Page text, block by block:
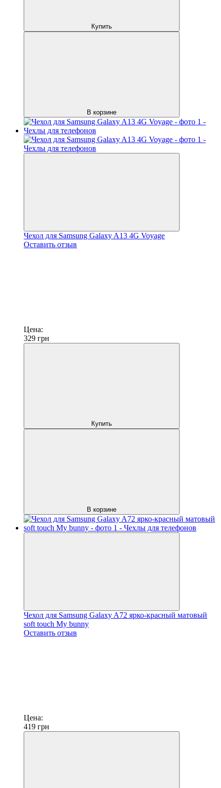
Купить
В корзине
Чехол для Samsung Galaxy A13 4G Voyage
Оставить отзыв
Цена:
329 грн
Купить
В корзине
Чехол для Samsung Galaxy A72 ярко-красный матовый
soft touch My bunny
Оставить отзыв
Цена:
419 грн